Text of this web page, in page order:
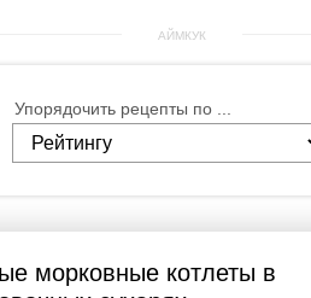
АЙМКУК
Упорядочить рецепты по ...
морковные котлеты в